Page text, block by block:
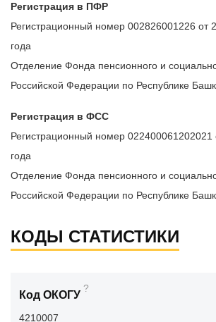
Регистрация в ПФР
Регистрационный номер 002826001226 от
года
Отделение Фонда пенсионного и
Российской Федерации по Республике
Регистрация в ФСС
Регистрационный номер 022400061202021
года
Отделение Фонда пенсионного и
Российской Федерации по Республике
КОДЫ СТАТИСТИКИ
Код ОКОГУ
?
4210007